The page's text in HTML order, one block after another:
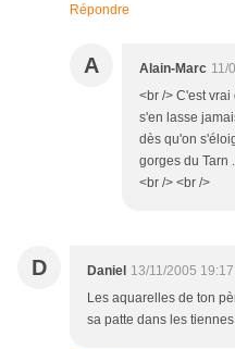
Répondre
A Alain-Marc 11/
<br /> C'est
s'en lasse
dès qu'on
gorges du Tarn
<br /> <br />
D Daniel 13/11/2005 19:17
Les aquarelles de ton
sa patte dans les